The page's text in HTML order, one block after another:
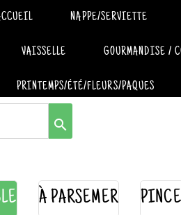
NAPPE/SERVIETTE
VAISSELLE GOURMANDISE /
PRINTEMPS/ÉTÉ/FLEURS/PAQUES
search
À PARSEMER